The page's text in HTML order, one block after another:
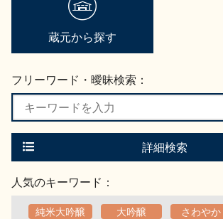
蔵元から探す
フリーワード・曖昧検索：
詳細検索
人気のキーワード：
純米大吟醸 大吟醸 さわやか